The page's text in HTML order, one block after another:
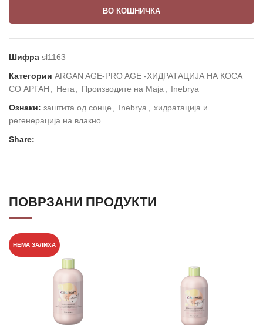
ВО КОШНИЧКА
Шифра sl1163
Категории ARGAN AGE-PRO AGE -ХИДРАТАЦИЈА НА КОСА
СО АРГАН
Нега Производите на Маја
Inebrya
Ознаки: заштита од сонце Inebrya
хидратација и
регенерација на влакно
Share:
ПОВРЗАНИ ПРОДУКТИ
НЕМА ЗАЛИХА